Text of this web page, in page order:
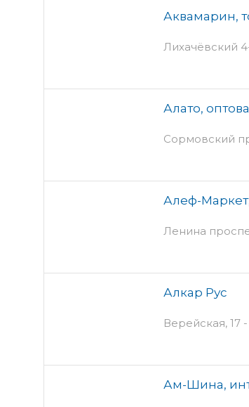
Аквамарин,
Лихачёвский
Алато,
Сормовский
Алеф-
Ленина
Алкар Рус
Верейская, 17
Ам-Шина,